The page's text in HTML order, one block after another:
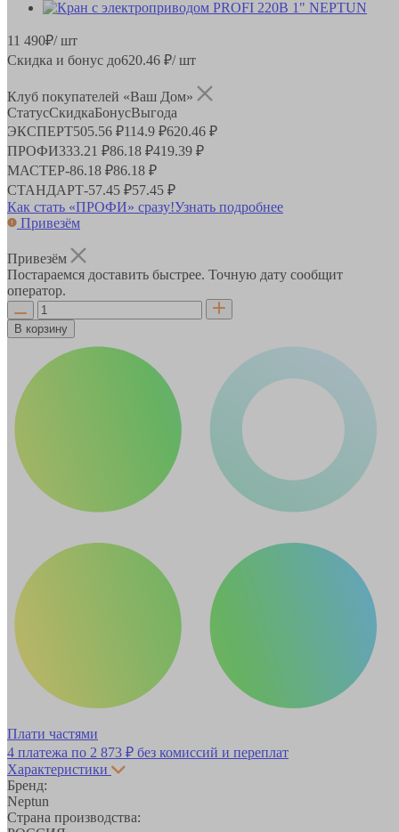
11 490₽/ шт
Скидка и бонус до620.46 ₽/ шт
Клуб покупателей «Ваш Дом»
СтатусСкидкаБонусВыгода
ЭКСПЕРТ505.56 ₽114.9 ₽620.46 ₽
ПРОФИ333.21 ₽86.18 ₽419.39 ₽
МАСТЕР-86.18 ₽86.18 ₽
СТАНДАРТ-57.45 ₽57.45 ₽
Как стать «ПРОФИ» сразу!Узнать подробнее
Привезём
Привезём
Постараемся доставить быстрее. Точную дату сообщит
оператор.
В корзину
Плати частями
4 платежа по 2 873 ₽ без комиссий и переплат
Характеристики
Бренд:
Neptun
Страна производства: